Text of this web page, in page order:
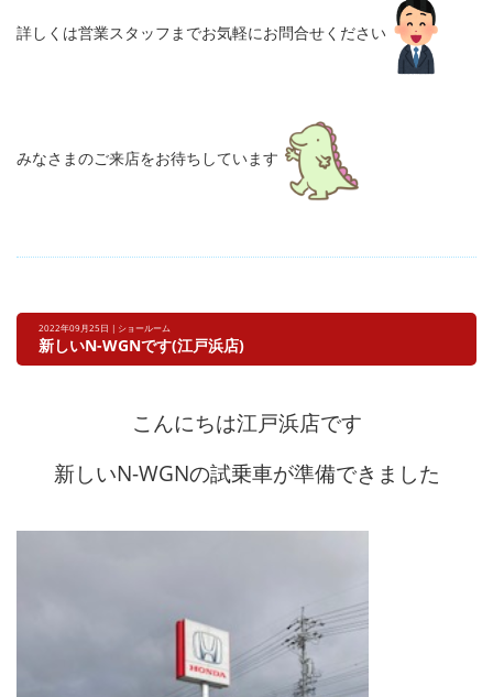
詳しくは営業スタッフまでお気軽にお問合せください
みなさまのご来店をお待ちしています
2022年09月25日 | ショールーム
新しいN-WGNです(江戸浜店)
こんにちは江戸浜店です
新しいN-WGNの試乗車が準備できました